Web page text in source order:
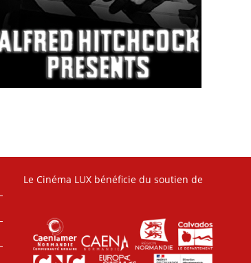
Le Cinéma LUX bénéficie du soutien de